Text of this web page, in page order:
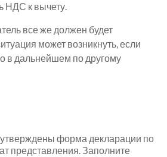
НДС к вычету.
все же должен будет
может возникнуть, если
в дальнейшем по другому
форма декларации по
представления. Заполните